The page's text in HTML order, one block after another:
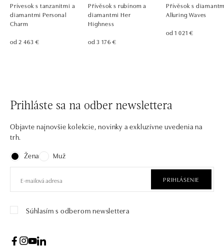
Prívesok s tanzanitmi a
diamantmi Personal
Charm
od 2 463 €
Přívěsok s rubínom a
diamantmi Her
Highness
od 3 176 €
Přívěsok s
Alluring Waves
od 1 021 €
Prihláste sa na odber newslettera
Objavte najnovšie kolekcie, novinky a exkluzívne uvedenia na
trh.
Žena
Muž
PRIHLÁSENIE
Súhlasím s odberom newslettera